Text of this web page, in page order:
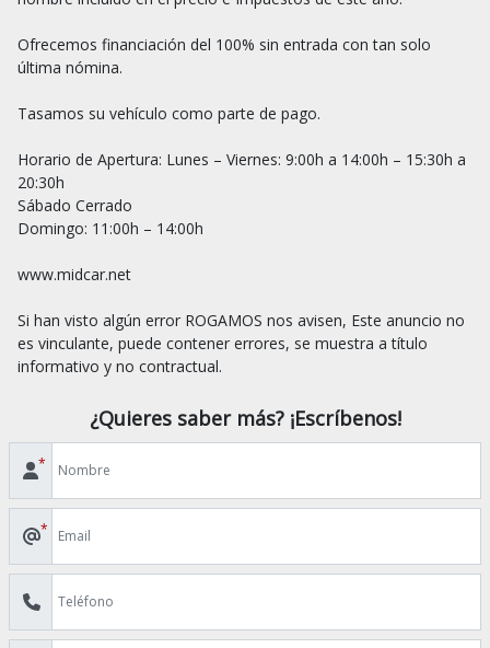
Ofrecemos financiación del 100% sin entrada con tan solo
última nómina.
Tasamos su vehículo como parte de pago.
Horario de Apertura: Lunes – Viernes: 9:00h a 14:00h – 15:30h a
20:30h
Sábado Cerrado
Domingo: 11:00h – 14:00h
www.midcar.net
Si han visto algún error ROGAMOS nos avisen, Este anuncio no
es vinculante, puede contener errores, se muestra a título
¿Quieres saber más? ¡Escríbenos!
*
*